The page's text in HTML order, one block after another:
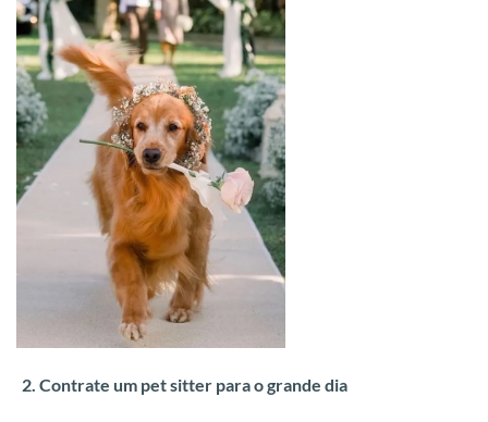
Contrate um pet sitter para o grande dia